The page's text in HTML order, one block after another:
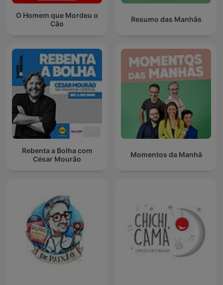
O Homem que Mordeu o
Cão
Resumo das Manhãs
Rebenta a Bolha com
César Mourão
Momentos da Manhã